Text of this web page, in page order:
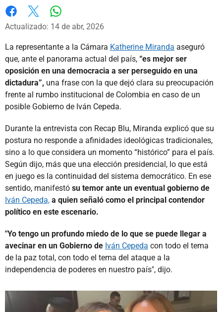
Facebook
X
Actualizado: 14 de abr, 2026
La representante a la Cámara Katherine Miranda aseguró
que, ante el panorama actual del país, “es mejor ser
oposición en una democracia a ser perseguido en una
dictadura”, una frase con la que dejó clara su preocupación
frente al rumbo institucional de Colombia en caso de un
posible Gobierno de Iván Cepeda.
Durante la entrevista con Recap Blu, Miranda explicó que su
postura no responde a afinidades ideológicas tradicionales,
sino a lo que considera un momento “histórico” para el país.
Según dijo, más que una elección presidencial, lo que está
en juego es la continuidad del sistema democrático. En ese
sentido, manifestó su temor ante un eventual gobierno de
Iván Cepeda, a quien señaló como el principal contendor
político en este escenario.
"Yo tengo un profundo miedo de lo que se puede llegar a
avecinar en un Gobierno de Iván Cepeda con todo el tema
de la paz total, con todo el tema del ataque a la
independencia de poderes en nuestro país", dijo.